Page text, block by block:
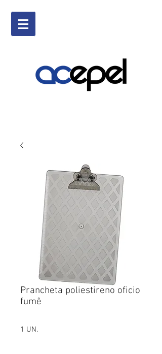
Prancheta poliestireno oficio
fumê
1 UN.